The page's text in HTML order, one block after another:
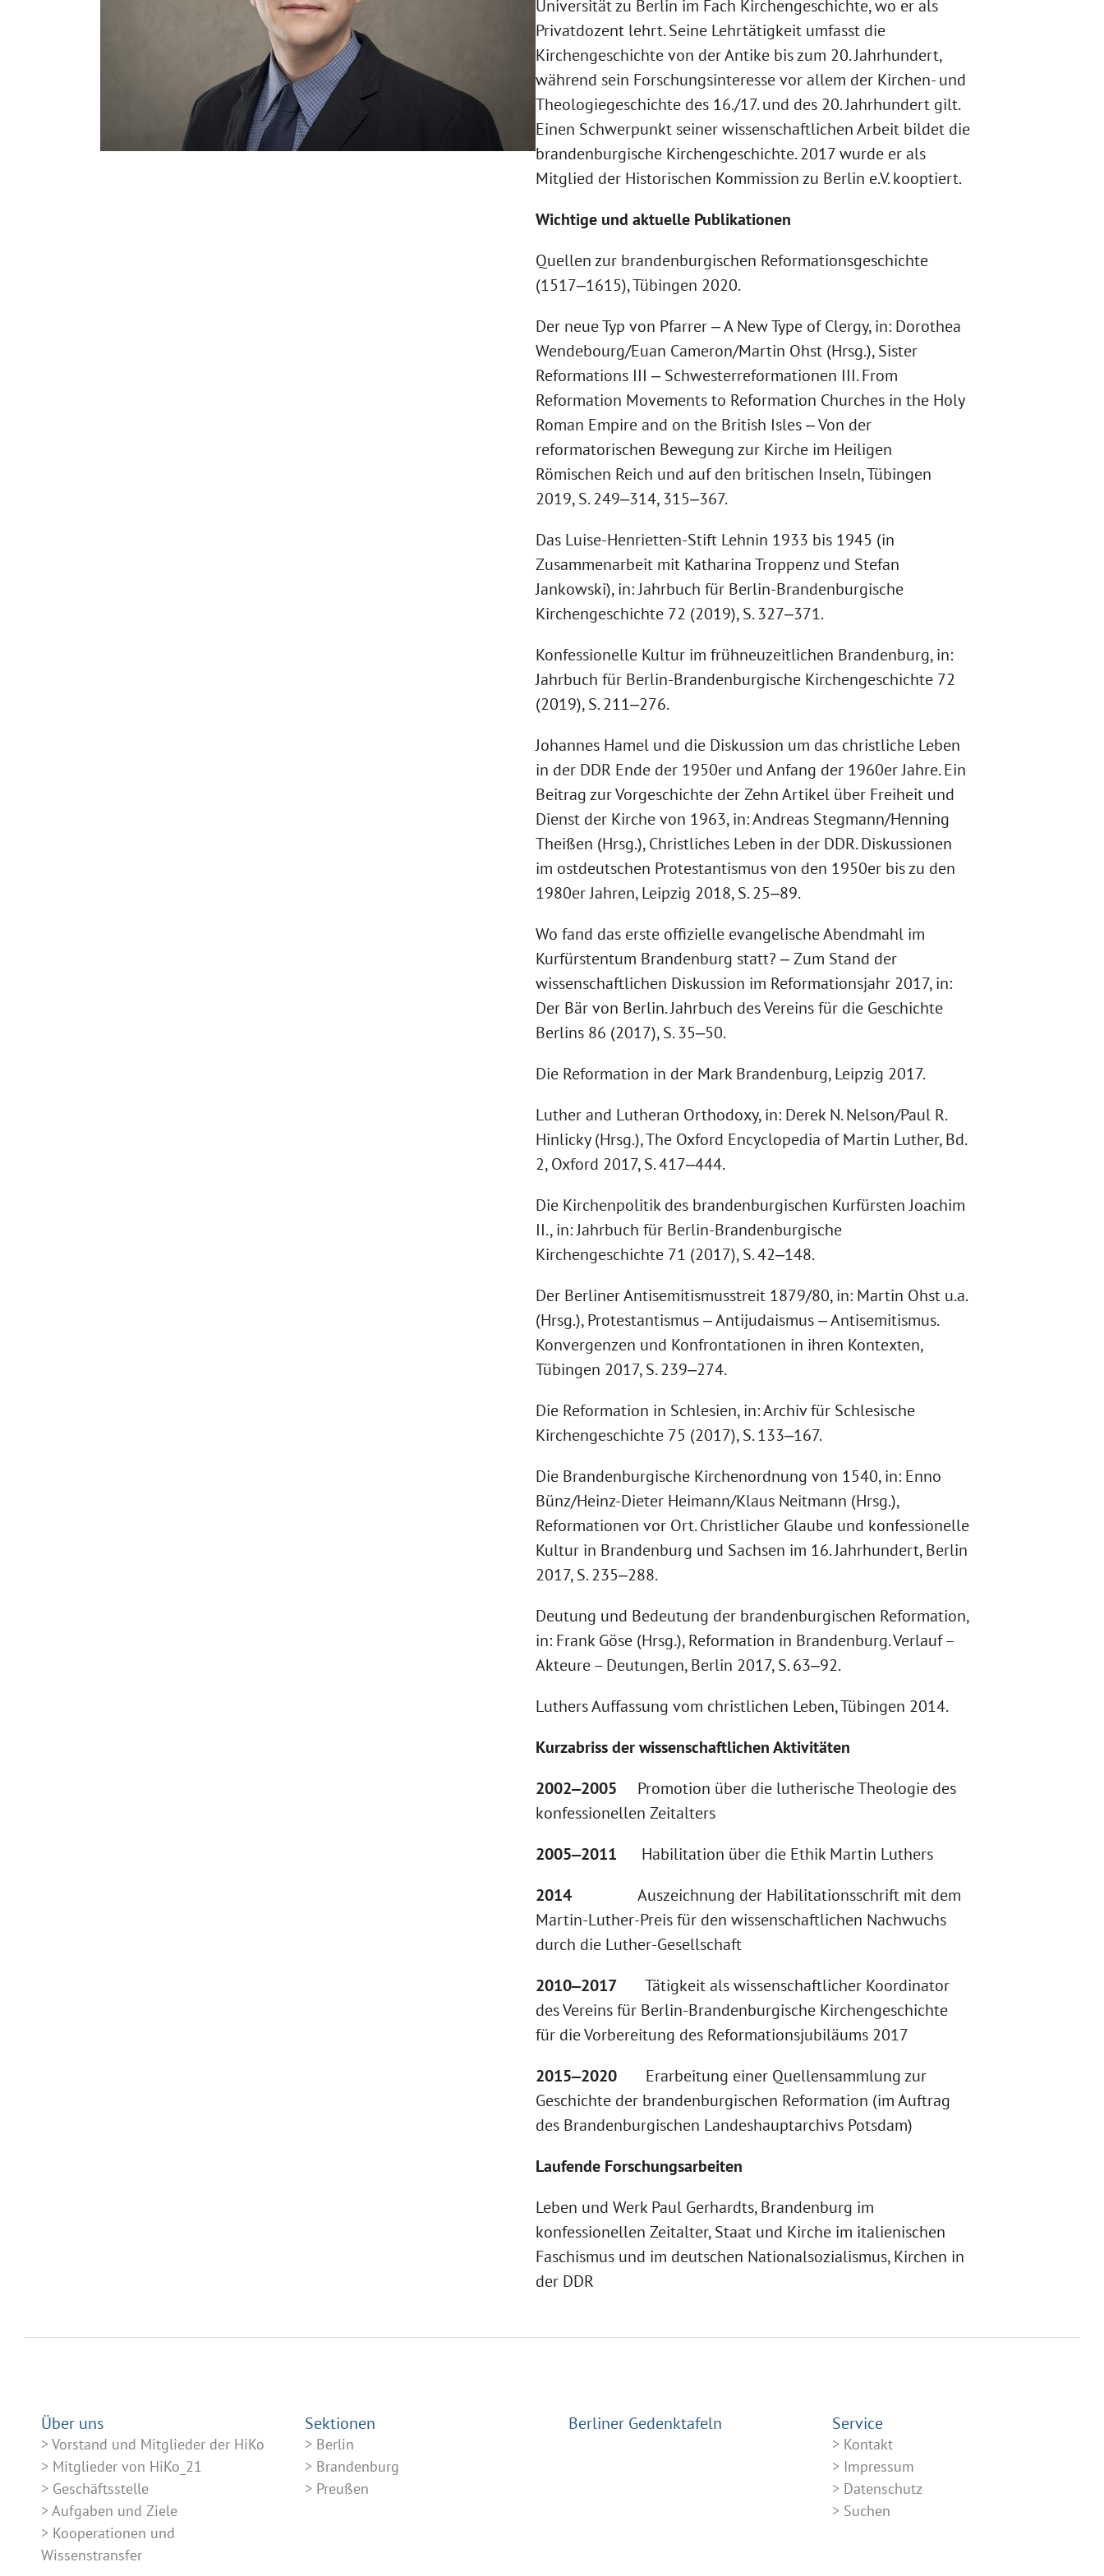
Privatdozent lehrt. Seine Lehrtätigkeit umfasst die
Kirchengeschichte von der Antike bis zum 20. Jahrhundert,
während sein Forschungsinteresse vor allem der Kirchen- und
Theologiegeschichte des 16./17. und des 20. Jahrhundert gilt.
Einen Schwerpunkt seiner wissenschaftlichen Arbeit bildet die
brandenburgische Kirchengeschichte. 2017 wurde er als
Mitglied der Historischen Kommission zu Berlin e.V. kooptiert.
Wichtige und aktuelle Publikationen
Quellen zur brandenburgischen Reformationsgeschichte
(1517‒1615), Tübingen 2020.
Der neue Typ von Pfarrer ‒ A New Type of Clergy, in: Dorothea
Wendebourg/Euan Cameron/Martin Ohst (Hrsg.), Sister
Reformations III ‒ Schwesterreformationen III. From
Reformation Movements to Reformation Churches in the Holy
Roman Empire and on the British Isles ‒ Von der
reformatorischen Bewegung zur Kirche im Heiligen
Römischen Reich und auf den britischen Inseln, Tübingen
2019, S. 249‒314, 315‒367.
Das Luise-Henrietten-Stift Lehnin 1933 bis 1945 (in
Zusammenarbeit mit Katharina Troppenz und Stefan
Jankowski), in: Jahrbuch für Berlin-Brandenburgische
Kirchengeschichte 72 (2019), S. 327‒371.
Konfessionelle Kultur im frühneuzeitlichen Brandenburg, in:
Jahrbuch für Berlin-Brandenburgische Kirchengeschichte 72
(2019), S. 211‒276.
Johannes Hamel und die Diskussion um das christliche Leben
in der DDR Ende der 1950er und Anfang der 1960er Jahre. Ein
Beitrag zur Vorgeschichte der Zehn Artikel über Freiheit und
Dienst der Kirche von 1963, in: Andreas Stegmann/Henning
Theißen (Hrsg.), Christliches Leben in der DDR. Diskussionen
im ostdeutschen Protestantismus von den 1950er bis zu den
1980er Jahren, Leipzig 2018, S. 25‒89.
Wo fand das erste offizielle evangelische Abendmahl im
Kurfürstentum Brandenburg statt? ‒ Zum Stand der
wissenschaftlichen Diskussion im Reformationsjahr 2017, in:
Der Bär von Berlin. Jahrbuch des Vereins für die Geschichte
Berlins 86 (2017), S. 35‒50.
Die Reformation in der Mark Brandenburg, Leipzig 2017.
Luther and Lutheran Orthodoxy, in: Derek N. Nelson/Paul R.
Hinlicky (Hrsg.), The Oxford Encyclopedia of Martin Luther, Bd.
2, Oxford 2017, S. 417‒444.
Die Kirchenpolitik des brandenburgischen Kurfürsten Joachim
II., in: Jahrbuch für Berlin-Brandenburgische
Kirchengeschichte 71 (2017), S. 42‒148.
Der Berliner Antisemitismusstreit 1879/80, in: Martin Ohst u.a.
(Hrsg.), Protestantismus ‒ Antijudaismus ‒ Antisemitismus.
Konvergenzen und Konfrontationen in ihren Kontexten,
Tübingen 2017, S. 239‒274.
Die Reformation in Schlesien, in: Archiv für Schlesische
Kirchengeschichte 75 (2017), S. 133‒167.
Die Brandenburgische Kirchenordnung von 1540, in: Enno
Bünz/Heinz-Dieter Heimann/Klaus Neitmann (Hrsg.),
Reformationen vor Ort. Christlicher Glaube und konfessionelle
Kultur in Brandenburg und Sachsen im 16. Jahrhundert, Berlin
2017, S. 235‒288.
Deutung und Bedeutung der brandenburgischen Reformation,
in: Frank Göse (Hrsg.), Reformation in Brandenburg. Verlauf –
Akteure – Deutungen, Berlin 2017, S. 63‒92.
Luthers Auffassung vom christlichen Leben, Tübingen 2014.
Kurzabriss der wissenschaftlichen Aktivitäten
2002‒2005 Promotion über die lutherische Theologie des
konfessionellen Zeitalters
2005‒2011
Habilitation über die Ethik Martin Luthers
2014 Auszeichnung der Habilitationsschrift mit dem
Martin-Luther-Preis für den wissenschaftlichen Nachwuchs
durch die Luther-Gesellschaft
2010‒2017 Tätigkeit als wissenschaftlicher Koordinator
des Vereins für Berlin-Brandenburgische Kirchengeschichte
für die Vorbereitung des Reformationsjubiläums 2017
2015‒2020 Erarbeitung einer Quellensammlung zur
Geschichte der brandenburgischen Reformation (im Auftrag
des Brandenburgischen Landeshauptarchivs Potsdam)
Laufende Forschungsarbeiten
Leben und Werk Paul Gerhardts, Brandenburg im
konfessionellen Zeitalter, Staat und Kirche im italienischen
Faschismus und im deutschen Nationalsozialismus, Kirchen in
der DDR
Über uns
Vorstand und Mitglieder der HiKo
Mitglieder von HiKo_21
Geschäftsstelle
Aufgaben und Ziele
Kooperationen und
Wissenstransfer
Sektionen
Berlin
Brandenburg
Preußen
Berliner Gedenktafeln Service
Kontakt
Impressum
Datenschutz
Suchen